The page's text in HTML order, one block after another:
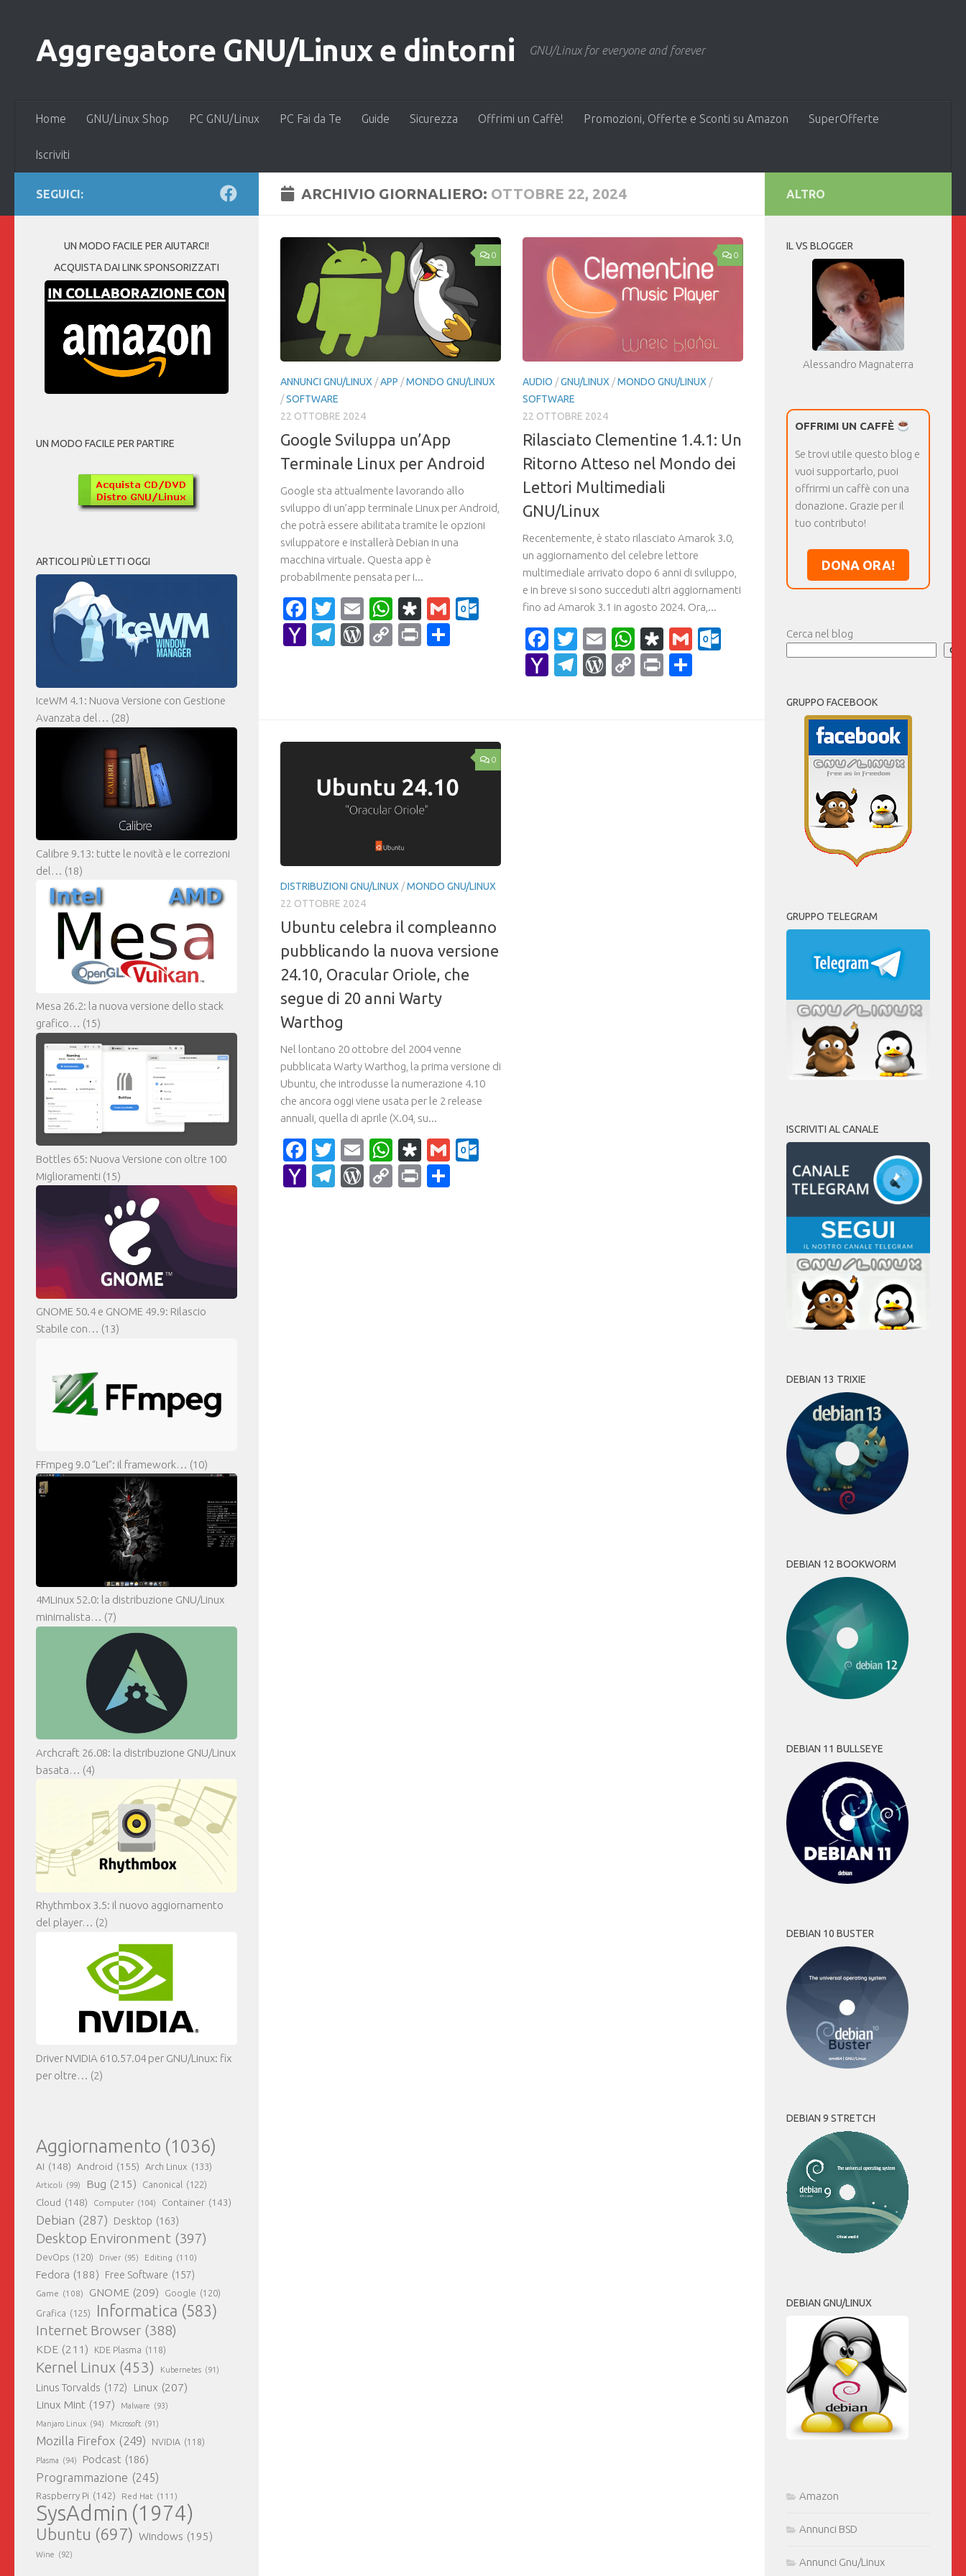
Aggregatore GNU/Linux e dintorni GNU/Linux for everyone and forever
Home GNU/Linux Shop PC GNU/Linux PC Fai da Te Guide Sicurezza Offrimi un Caffè! Promozioni, Offerte e Sconti su Amazon SuperOfferte
Iscriviti
ARCHIVIO GIORNALIERO: OTTOBRE 22, 2024
0
ANNUNCI GNU/LINUX /APP /MONDO GNU/LINUX
/SOFTWARE
22 OTTOBRE 2024
Google Sviluppa un’App
Terminale Linux per Android
Google sta attualmente lavorando allo
sviluppo di un’app terminale Linux per Android,
che potrà essere abilitata tramite le opzioni
sviluppatore e installerà Debian in una
macchina virtuale. Questa app è
probabilmente pensata per i...
Facebook
Twitter
EmailWhatsApp
Diaspora
GmailOutlook.com
YahooTelegram
WordPress
CopyPrintCondividi
0
AUDIO /GNU/LINUX /MONDO GNU/LINUX /
SOFTWARE
22 OTTOBRE 2024
Rilasciato Clementine 1.4.1: Un
Ritorno Atteso nel Mondo dei
Lettori Multimediali
GNU/Linux
Recentemente, è stato rilasciato Amarok 3.0,
un aggiornamento del celebre lettore
multimediale arrivato dopo 6 anni di sviluppo,
e in breve si sono succeduti altri aggiornamenti
fino ad Amarok 3.1 in agosto 2024. Ora,...
Facebook
Twitter
EmailWhatsApp
Diaspora
GmailOutlook.com
YahooTelegram
WordPress
CopyPrint
0
DISTRIBUZIONI GNU/LINUX /MONDO GNU/LINUX
22 OTTOBRE 2024
Ubuntu celebra il compleanno
pubblicando la nuova versione
24.10, Oracular Oriole, che
segue di 20 anni Warty
Warthog
Nel lontano 20 ottobre del 2004 venne
pubblicata Warty Warthog, la prima versione di
Ubuntu, che introdusse la numerazione 4.10
che ancora oggi viene usata per le 2 release
annuali, quella di aprile (X.04, su...
Facebook
Twitter
EmailWhatsApp
Diaspora
Gmail
YahooTelegram
WordPress
CopyPrint
SEGUICI:
UN MODO FACILE PER AIUTARCI!
ACQUISTA DAI LINK SPONSORIZZATI
UN MODO FACILE PER PARTIRE
ARTICOLI PIÙ LETTI OGGI
IceWM 4.1: Nuova Versione con Gestione
Avanzata del… (28)
Calibre 9.13: tutte le novità e le correzioni
del… (18)
Mesa 26.2: la nuova versione dello stack
grafico… (15)
Bottles 65: Nuova Versione con oltre 100
Miglioramenti (15)
GNOME 50.4 e GNOME 49.9: Rilascio
Stabile con… (13)
FFmpeg 9.0 “Lei”: il framework… (10)
4MLinux 52.0: la distribuzione GNU/Linux
minimalista… (7)
Archcraft 26.08: la distribuzione GNU/Linux
basata… (4)
Rhythmbox 3.5: il nuovo aggiornamento
del player… (2)
Driver NVIDIA 610.57.04 per GNU/Linux: fix
per oltre… (2)
Aggiornamento (1036)
AI (148) Android (155) Arch Linux (133)
Articoli (99) Bug (215) Canonical (122)
Cloud (148) Computer (104) Container (143)
Debian (287) Desktop (163)
Desktop Environment (397)
DevOps (120) Driver (95) Editing (110)
Fedora (188) Free Software (157)
Game (108) GNOME (209) Google (120)
Grafica (125) Informatica (583)
Internet Browser (388)
KDE (211) KDE Plasma (118)
Kernel Linux (453) Kubernetes (91)
Linus Torvalds (172) Linux (207)
Linux Mint (197) Malware (93)
Manjaro Linux (94) Microsoft (91)
Mozilla Firefox (249) NVIDIA (118)
Plasma (94) Podcast (186)
Programmazione (245)
Raspberry Pi (142) Red Hat (111)
SysAdmin (1974)
Ubuntu (697) Windows (195)
Wine (92)
ALTRO
IL VS BLOGGER
Alessandro Magnaterra
OFFRIMI UN CAFFÈ
Se trovi utile questo blog e
vuoi supportarlo, puoi
offrirmi un caffè con una
donazione. Grazie per il
tuo contributo!
DONA ORA!
Cerca nel blog
GRUPPO FACEBOOK
GRUPPO TELEGRAM
ISCRIVITI AL CANALE
DEBIAN 13 TRIXIE
DEBIAN 12 BOOKWORM
DEBIAN 11 BULLSEYE
DEBIAN 10 BUSTER
DEBIAN 9 STRETCH
DEBIAN GNU/LINUX
Amazon
Annunci BSD
Annunci Gnu/Linux